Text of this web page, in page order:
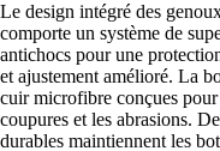
Le design intégré des
comporte un système de
antichocs pour une
et ajustement amélioré. La
cuir microfibre conçues
coupures et les abrasions.
durables maintiennent les